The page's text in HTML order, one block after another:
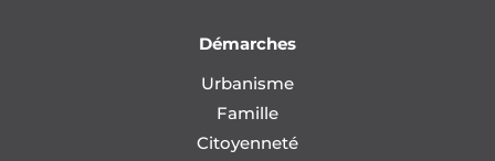
Démarches
Urbanisme
Famille
Citoyenneté